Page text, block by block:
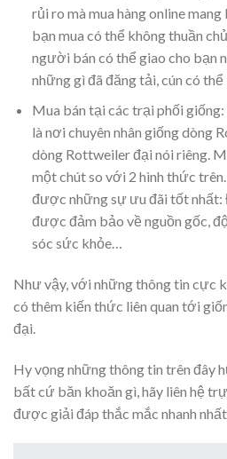
rủi ro mà mua hàng online
bạn mua có thể không thuần
người bán có thể giao cho bạn
những gì đã đăng tải, cún có thể
Mua bán tại các trại phối
là nơi chuyên nhân giống dòng
dòng Rottweiler đại nói riêng.
một chút so với 2 hình thức
được những sự ưu đãi tốt nhất:
được đảm bảo về nguồn gốc,
sóc sức khỏe…
Như vậy, với những thông tin cực
có thêm kiến thức liên quan tới
đại.
Hy vọng những thông tin trên đây
bất cứ băn khoăn gì, hãy liên hệ
được giải đáp thắc mắc nhanh nhất